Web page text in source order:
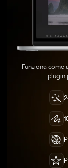
Funziona come
plugin